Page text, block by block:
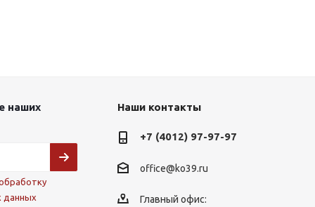
наших
данных
Наши контакты
+7 (4012) 97-97-97
office@ko39.ru
Главный офис: